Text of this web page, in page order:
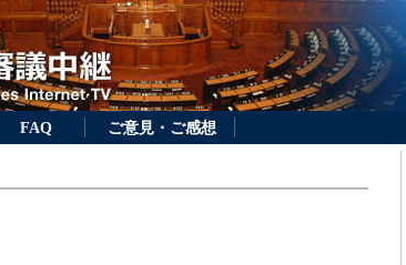
FAQ ご意見・ご感想